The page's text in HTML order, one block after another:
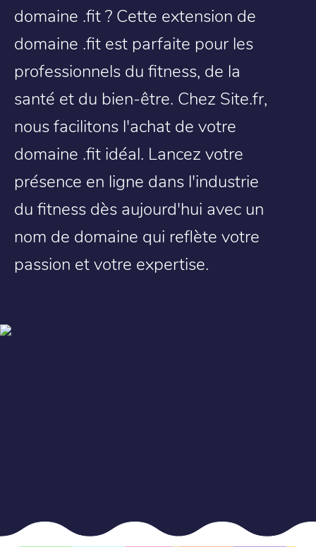
domaine .fit ? Cette extension de
domaine .fit est parfaite pour les
professionnels du fitness, de la
santé et du bien-être. Chez Site.fr,
nous facilitons l'achat de votre
domaine .fit idéal. Lancez votre
présence en ligne dans l'industrie
du fitness dès aujourd'hui avec un
nom de domaine qui reflète votre
passion et votre expertise.